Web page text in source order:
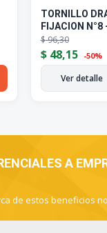
TORNILLO
FIJACION N°8
$96,30
$48,15 -50%
Ver detalle
A
de estos beneficios